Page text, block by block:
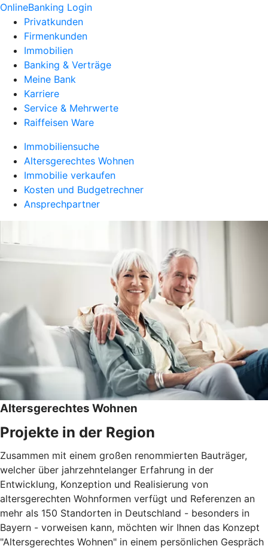
OnlineBanking Login
Privatkunden
Firmenkunden
Immobilien
Banking & Verträge
Meine Bank
Karriere
Service & Mehrwerte
Raiffeisen Ware
Immobiliensuche
Altersgerechtes Wohnen
Immobilie verkaufen
Kosten und Budgetrechner
Ansprechpartner
Altersgerechtes Wohnen
Projekte in der Region
Zusammen mit einem großen renommierten Bauträger,
welcher über jahrzehntelanger Erfahrung in der
Entwicklung, Konzeption und Realisierung von
altersgerechten Wohnformen verfügt und Referenzen an
mehr als 150 Standorten in Deutschland - besonders in
Bayern - vorweisen kann, möchten wir Ihnen das Konzept
"Altersgerechtes Wohnen" in einem persönlichen Gespräch